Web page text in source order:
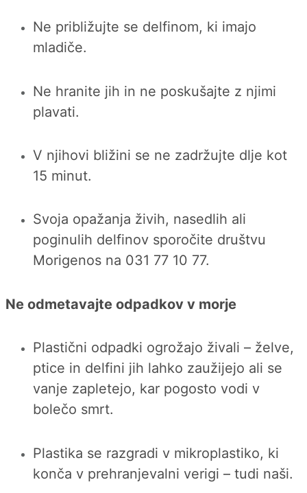
Ne približujte se delfinom, ki imajo
mladiče.
Ne hranite jih in ne poskušajte z njimi
plavati.
V njihovi bližini se ne zadržujte dlje kot
15 minut.
Svoja opažanja živih, nasedlih ali
poginulih delfinov sporočite društvu
Morigenos na 031 77 10 77.
Ne odmetavajte odpadkov v morje
Plastični odpadki ogrožajo živali – želve,
ptice in delfini jih lahko zaužijejo ali se
vanje zapletejo, kar pogosto vodi v
bolečo smrt.
Plastika se razgradi v mikroplastiko, ki
konča v prehranjevalni verigi – tudi naši.